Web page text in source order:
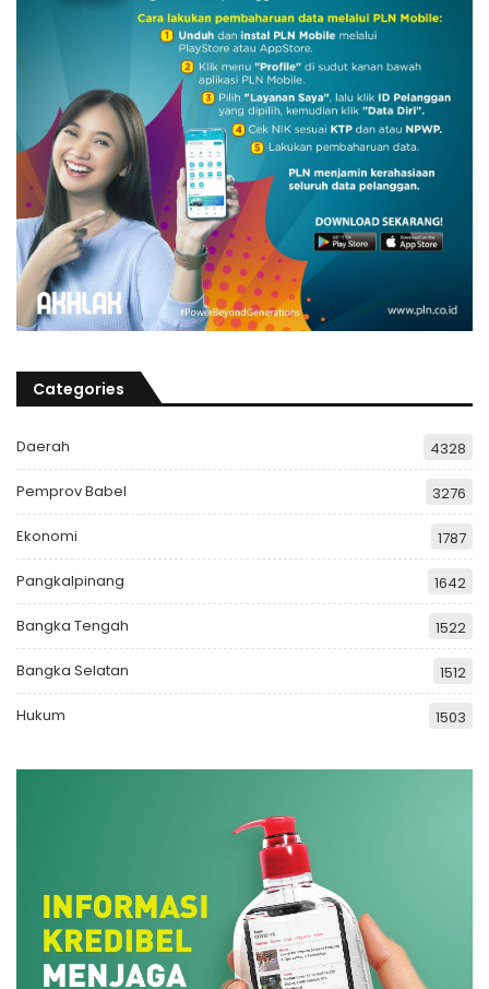
Categories
Daerah 4328
Pemprov Babel 3276
Ekonomi 1787
Pangkalpinang 1642
Bangka Tengah 1522
Bangka Selatan 1512
Hukum 1503